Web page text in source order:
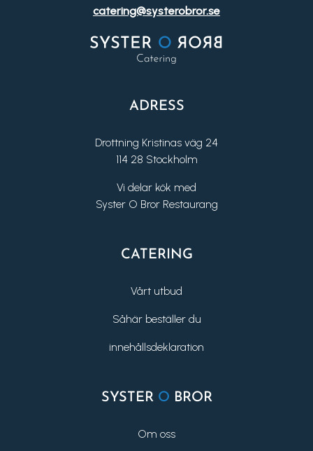
catering@systerobror.se
ADRESS
Drottning Kristinas väg 24
114 28 Stockholm
Vi delar kök med
Syster O Bror Restaurang
CATERING
Vårt utbud
Såhär beställer du
innehållsdeklaration
SYSTER O BROR
Om oss